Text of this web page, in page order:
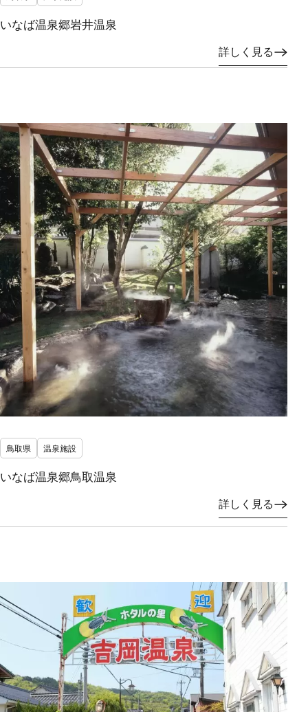
いなば温泉郷岩井温泉
詳しく見る
鳥取県 温泉施設
いなば温泉郷鳥取温泉
詳しく見る